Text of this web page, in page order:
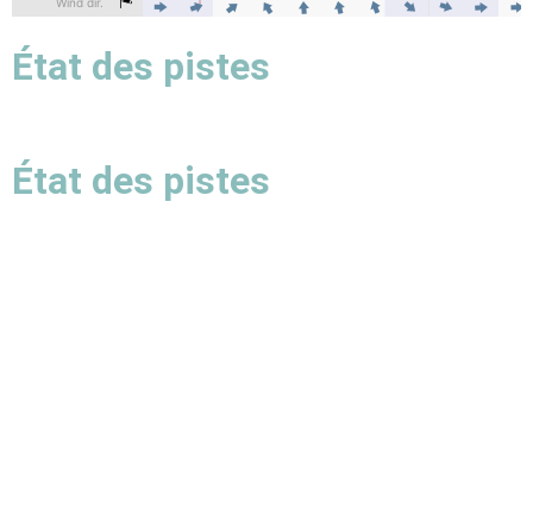
État des pistes
État des pistes